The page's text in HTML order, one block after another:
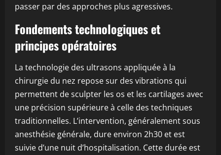
passer par des approches plus agressives.
Fondements technologiques et
principes opératoires
La technologie des ultrasons appliquée à la
chirurgie du nez repose sur des vibrations qui
permettent de sculpter les os et les cartilages avec
une précision supérieure à celle des techniques
traditionnelles. L’intervention, généralement sous
anesthésie générale, dure environ 2h30 et est
suivie d’une nuit d’hospitalisation. Cette durée est